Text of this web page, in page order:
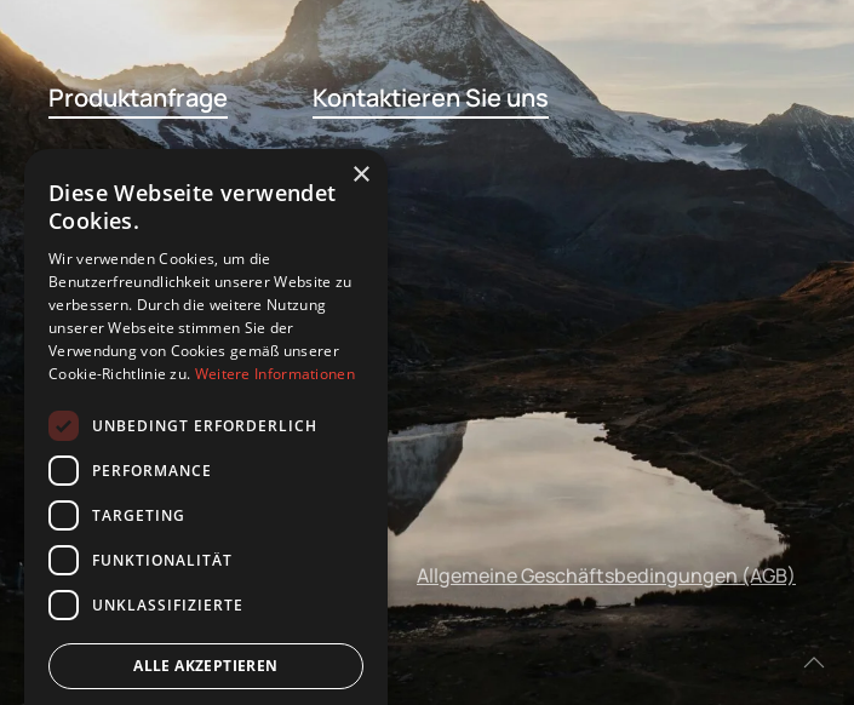
Produktanfrage Kontaktieren Sie uns
Impressum Allgemeine Geschäftsbedingungen (AGB)
×
Diese Webseite verwendet
Cookies.
Wir verwenden Cookies, um die
Benutzerfreundlichkeit unserer Website zu
verbessern. Durch die weitere Nutzung
unserer Webseite stimmen Sie der
Verwendung von Cookies gemäß unserer
Cookie-Richtlinie zu. Weitere Informationen
UNBEDINGT ERFORDERLICH
PERFORMANCE
TARGETING
FUNKTIONALITÄT
UNKLASSIFIZIERTE
ALLE AKZEPTIEREN